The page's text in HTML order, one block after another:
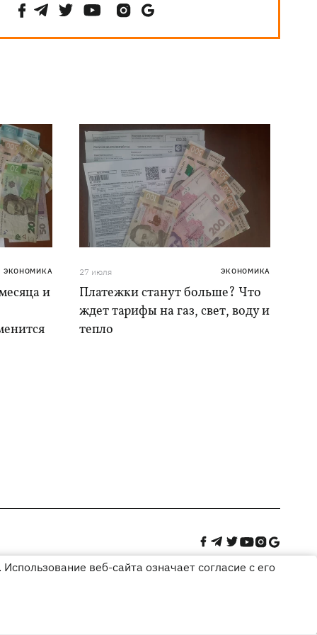
ЭКОНОМИКА
и
27 июля ЭКОНОМИКА
Платежки станут больше? Что
ждет тарифы на газ, свет, воду и
тепло
веб-сайта означает согласие с его